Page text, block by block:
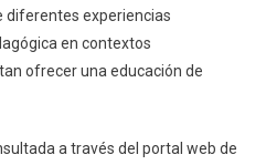
diferentes experiencias
en contextos
ofrecer una educación de
a través del portal web de